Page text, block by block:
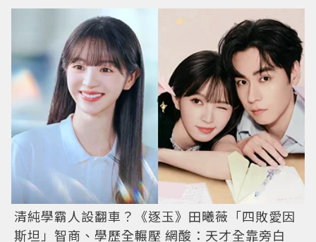
清純學霸人設翻車？《逐玉》田曦薇「四敗愛因
斯坦」智商、學歷全輾壓 網酸：天才全靠旁白